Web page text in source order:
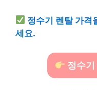
정수기 렌탈 가격
세요.
정수기